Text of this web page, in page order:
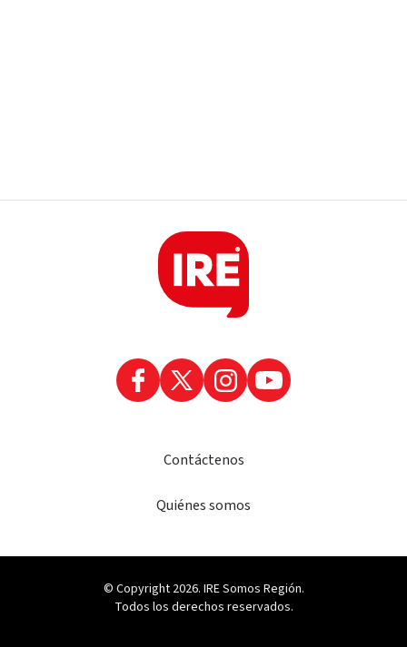
Contáctenos
Quiénes somos
© Copyright 2026. IRE Somos Región.
Todos los derechos reservados.